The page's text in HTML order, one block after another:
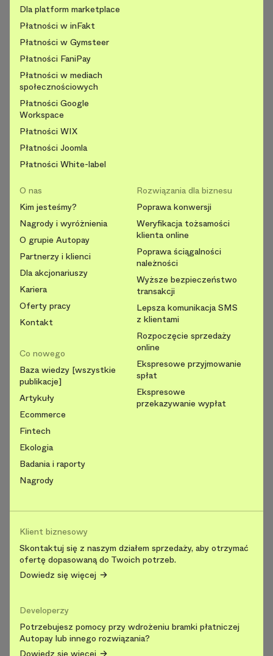
Dla platform marketplace
Płatności w inFakt
Płatności w Gymsteer
Płatności FaniPay
Płatności w mediach
społecznościowych
Płatności Google
Workspace
Płatności WIX
Płatności Joomla
Płatności White-label
O nas
Kim jesteśmy?
Nagrody i wyróżnienia
O grupie Autopay
Partnerzy i klienci
Dla akcjonariuszy
Kariera
Oferty pracy
Kontakt
Co nowego
Baza wiedzy [wszystkie
publikacje]
Artykuły
Ecommerce
Fintech
Ekologia
Badania i raporty
Nagrody
Rozwiązania dla biznesu
Poprawa konwersji
Weryfikacja tożsamości
klienta online
Poprawa ściągalności
należności
Wyższe bezpieczeństwo
transakcji
Lepsza komunikacja SMS
z klientami
Rozpoczęcie sprzedaży
online
Ekspresowe przyjmowanie
spłat
Ekspresowe
przekazywanie wypłat
Klient biznesowy
Skontaktuj się z naszym działem sprzedaży, aby otrzymać
ofertę dopasowaną do Twoich potrzeb.
Dowiedz się więcej
Developerzy
Potrzebujesz pomocy przy wdrożeniu bramki płatniczej
Autopay lub innego rozwiązania?